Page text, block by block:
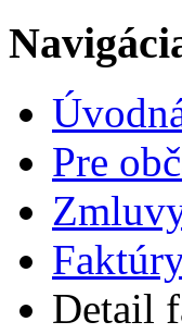
Pre
Detail